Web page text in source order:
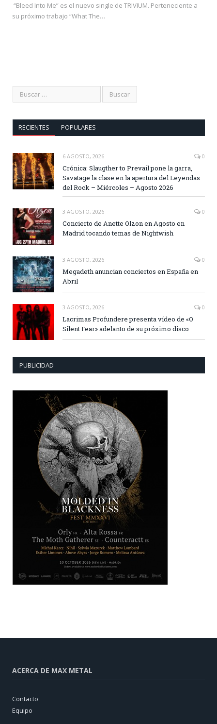
“Bleed Into Me” es el nuevo single de TRIVIUM. Perteneciente a
su próximo trabajo “What The…
RECIENTES POPULARES
6 AGOSTO, 2026 0
Crónica: Slaugther to Prevail pone la garra,
Savatage la clase en la apertura del Leyendas
del Rock – Miércoles – Agosto 2026
3 AGOSTO, 2026 0
Concierto de Anette Olzon en Agosto en
Madrid tocando temas de Nightwish
3 AGOSTO, 2026 0
Megadeth anuncian conciertos en España en
Abril
3 AGOSTO, 2026 0
Lacrimas Profundere presenta vídeo de «O
Silent Fear» adelanto de su próximo disco
PUBLICIDAD
ACERCA DE MAX METAL
Contacto
Equipo